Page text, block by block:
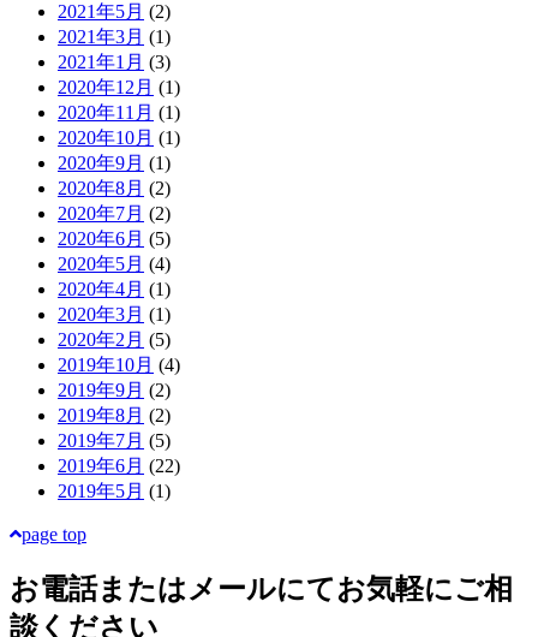
2021年5月 (2)
2021年3月 (1)
2021年1月 (3)
2020年12月 (1)
2020年11月 (1)
2020年10月 (1)
2020年9月 (1)
2020年8月 (2)
2020年7月 (2)
2020年6月 (5)
2020年5月 (4)
2020年4月 (1)
2020年3月 (1)
2020年2月 (5)
2019年10月 (4)
2019年9月 (2)
2019年8月 (2)
2019年7月 (5)
2019年6月 (22)
2019年5月 (1)
page top
お電話またはメールにてお気軽にご相
談ください